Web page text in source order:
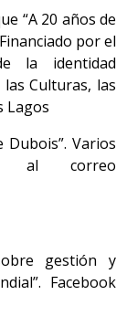
“A 20 años de
por el
la identidad
Culturas, las
Lagos
Dubois”. Varios
al correo
gestión y
Facebook